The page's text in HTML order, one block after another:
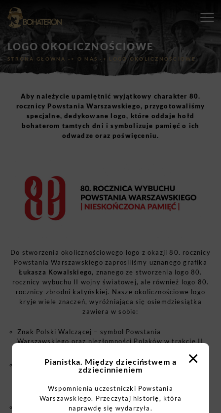
LOGO OKOLICZNOŚCIOWE
STRONA GŁÓWNA -> O NAS -> LOGO OKOLICZNOŚCIOWE
Aby należycie upamiętnić wyjątkowy charakter 80.
rocznicy Powstania Warszawskiego, przygotowaliśmy
specjalne, dedykowane logo, które oddaje hołd
bohaterom tamtych dni i symbolizuje pamięć o ich
odwadze oraz poświęceniu.
Do stworzenia okolicznościowego logo z okazji 80. rocznicy
Powstania Warszawskiego zaprosiliśmy uznanego grafika
Łukasza Kowalskiego, znanego ze stworzenia logo 80.
rocznicy wybuchu II wojny światowej, ale również logo 80.
rocznicy zbrodni katyńskiej. Nasze okolicznościowe logo
kryje wiele znaczeń, wyróżniająca się osiemdziesiątka
zawiera w sobie:
Znak Polski Walczącej – symbol Powstania
Warszawskiego oraz niezłomności Polaków w trakcie II
Płomień, przywołujący wspomnienia o powstańcach,
którzy już odeszli. Motyw ognia, znicza, wiecznego
są wśród nas. To pomost między tym co dzisiaj, a kiedyś.
Symbol nieskończoności, tak abyśmy zawsze pamiętali
×
Pianistka. Między dzieciństwem a
zdziecinnieniem
Wspomnienia uczestniczki Powstania
Warszawskiego. Przeczytaj historię, która
naprawdę się wydarzyła.